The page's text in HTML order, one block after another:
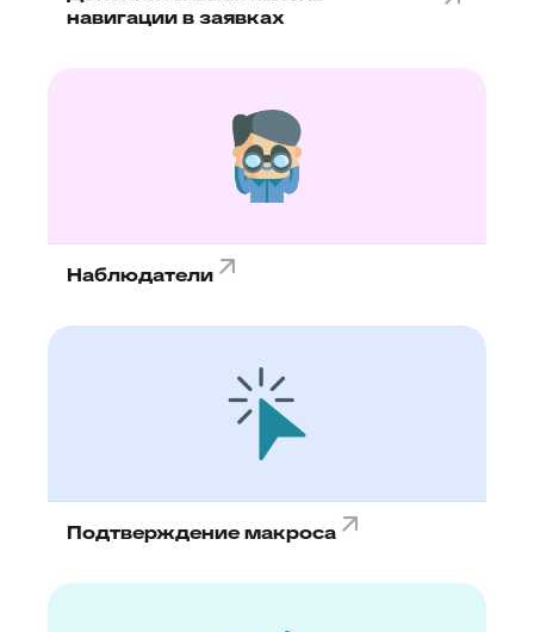
навигации в заявках
Наблюдатели
Подтверждение макроса